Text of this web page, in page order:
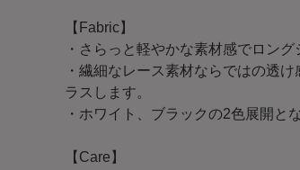
【Fabric】
・さらっと軽やかな素材感でロン
・繊細なレース素材ならではの透
ラスします。
・ホワイト、ブラックの2色展開と
【Care】